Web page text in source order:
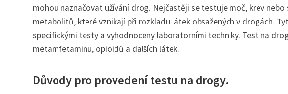
mohou naznačovat užívání drog. Nejčastěji se testuje moč, krev
metabolitů, které vznikají při rozkladu látek obsažených v drogách.
specifickými testy a vyhodnoceny laboratorními techniky. Test na
metamfetaminu, opioidů a dalších látek.
Důvody pro provedení testu na drogy.